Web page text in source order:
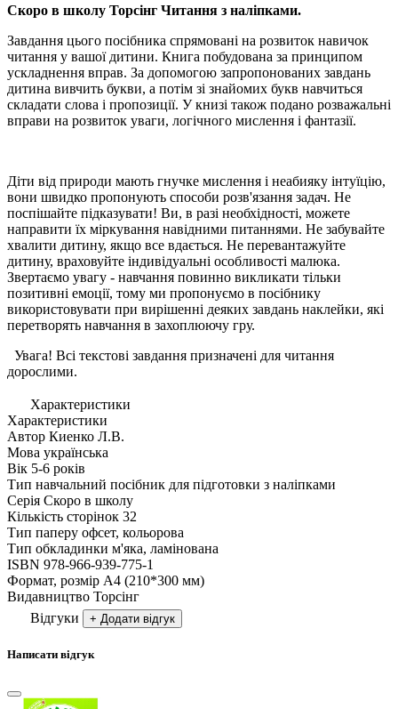
Скоро в школу Торсінг Читання з наліпками.
Завдання цього посібника спрямовані на розвиток навичок
читання у вашої дитини. Книга побудована за принципом
ускладнення вправ. За допомогою запропонованих завдань
дитина вивчить букви, а потім зі знайомих букв навчиться
складати слова і пропозиції. У книзі також подано розважальні
вправи на розвиток уваги, логічного мислення і фантазії.
Діти від природи мають гнучке мислення і неабияку інтуїцію,
вони швидко пропонують способи розв'язання задач. Не
поспішайте підказувати! Ви, в разі необхідності, можете
направити їх міркування навідними питаннями. Не забувайте
хвалити дитину, якщо все вдається. Не перевантажуйте
дитину, враховуйте індивідуальні особливості малюка.
Звертаємо увагу - навчання повинно викликати тільки
позитивні емоції, тому ми пропонуємо в посібнику
використовувати при вирішенні деяких завдань наклейки, які
перетворять навчання в захоплюючу гру.
Увага! Всі текстові завдання призначені для читання
дорослими.
Характеристики
Характеристики
Автор Киенко Л.В.
Мова українська
Вік 5-6 рокiв
Тип навчальний посібник для підготовки з наліпками
Серія Скоро в школу
Кількість сторінок 32
Тип паперу офсет, кольорова
Тип обкладинки м'яка, ламінована
ISBN 978-966-939-775-1
Формат, розмір А4 (210*300 мм)
Видавництво Торсiнг
Відгуки
+ Додати відгук
Написати відгук